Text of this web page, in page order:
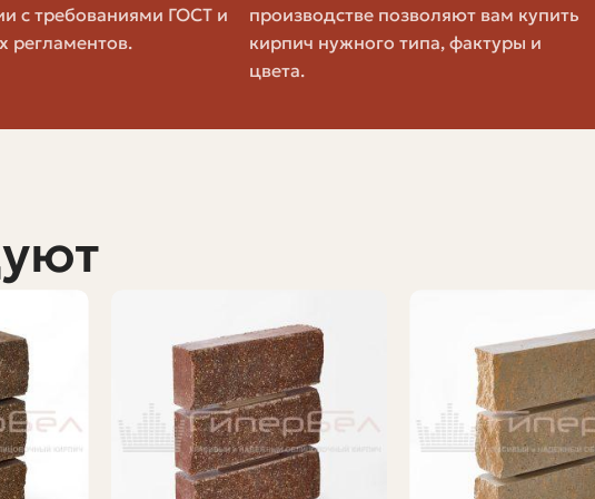
Особенно важно для фасадов и цоколей.
стены и расход раствора.
можно брать 2-й сорт, для фасада — 1-й или облицовочный.
Уменьшает расход
кладку
с требованиями ГОСТ и
регламентов.
производстве позволяют вам купить
кирпич нужного типа, фактуры и
цвета.